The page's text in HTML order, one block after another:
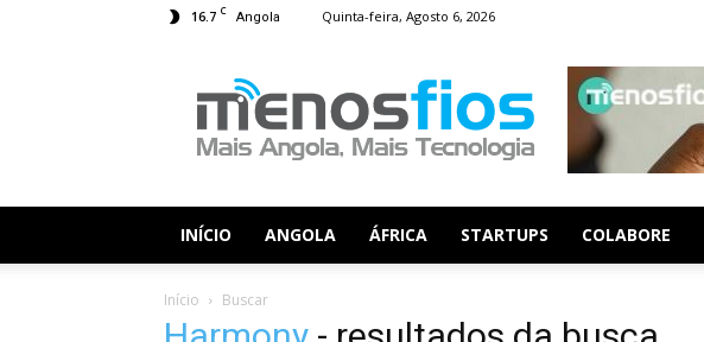
16.7 C Angola Quinta-feira, Agosto 6, 2026
Fios
INÍCIO ANGOLA ÁFRICA STARTUPS COLABORE
Início Buscar